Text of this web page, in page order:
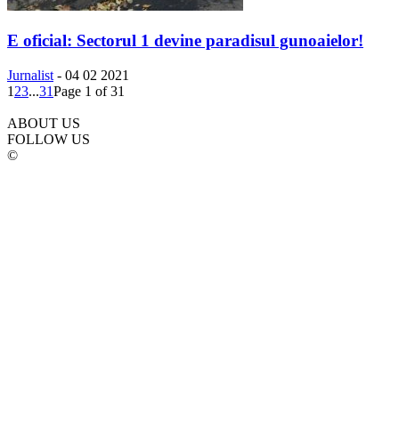
E oficial: Sectorul 1 devine paradisul gunoaielor!
Jurnalist - 04 02 2021
1 23...31Page 1 of 31
ABOUT US
FOLLOW US
©